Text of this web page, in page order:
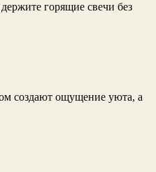
горящие свечи без
создают ощущение уюта, а